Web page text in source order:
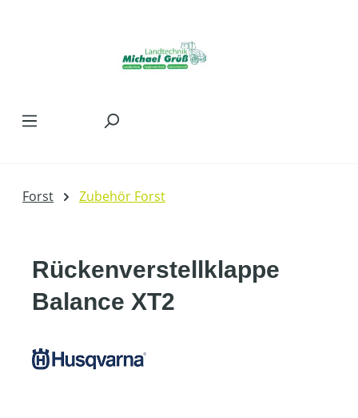
Forst Zubehör Forst
Rückenverstellklappe
Balance XT2